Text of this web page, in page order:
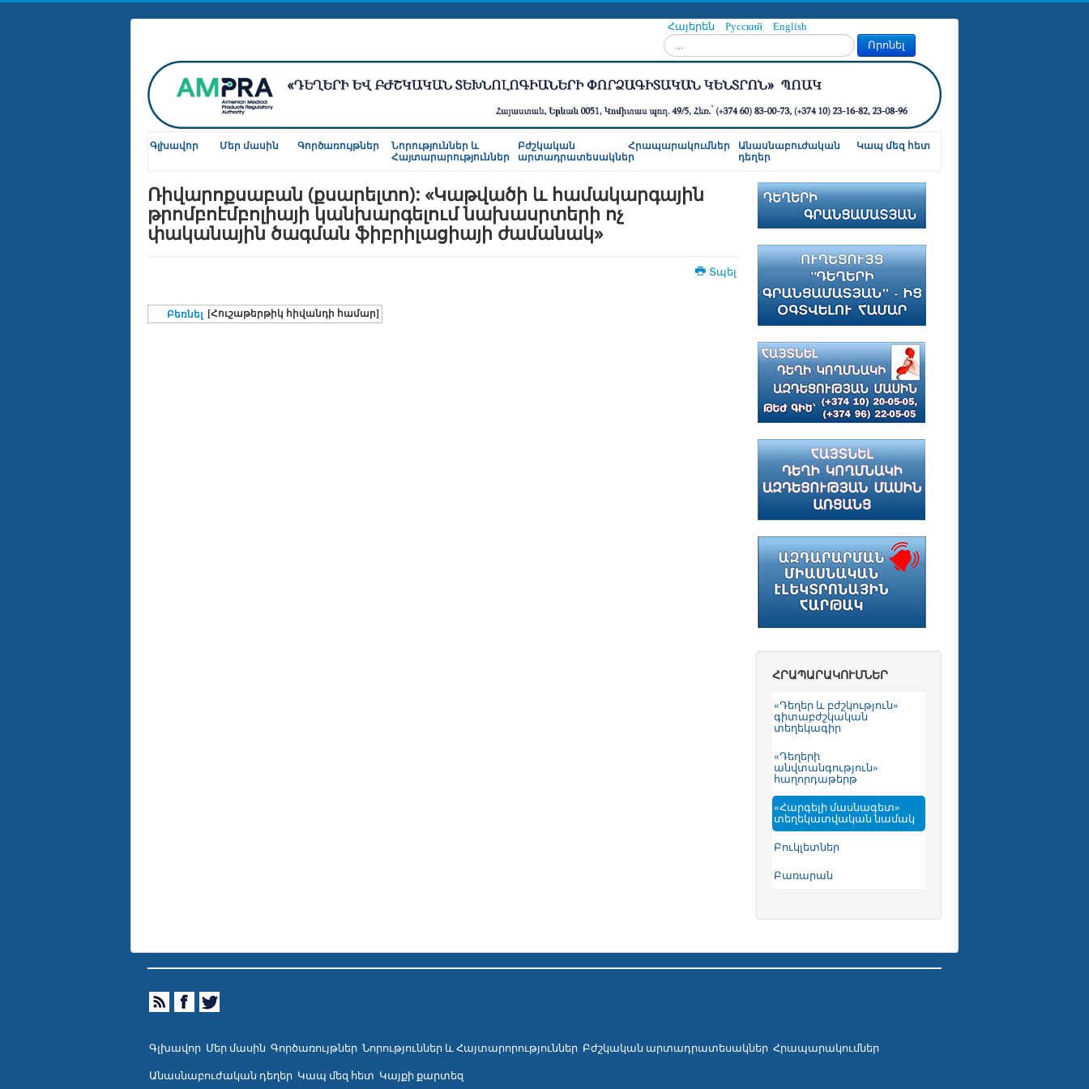
Հայերեն Русский English
Որոնել... Որոնել
Գլխավոր Մեր մասին Գործառույթներ
Նորություններ և
Հայտարարություններ
Բժշկական
արտադրատեսակներ
Հրապարակումներ
Անասնաբուժական
դեղեր
Կապ մեզ հետ
Ռիվարոքսաբան (քսարելտո): «Կաթվածի և համակարգային
թրոմբոէմբոլիայի կանխարգելում նախասրտերի ոչ
փականային ծագման ֆիբրիլացիայի ժամանակ»
Տպել
Բեռնել [Հուշաթերթիկ հիվանդի համար]
ՀՐԱՊԱՐԱԿՈՒՄՆԵՐ
«Դեղեր և բժշկություն»
գիտաբժշկական
տեղեկագիր
«Դեղերի
անվտանգություն»
հաղորդաթերթ
«Հարգելի մասնագետ»
տեղեկատվական նամակ
Բուկլետներ
Բառարան
Գլխավոր Մեր մասին Գործառույթներ Նորություններ և Հայտարորություններ Բժշկական արտադրատեսակներ Հրապարակումներ
Անասնաբուժական դեղեր Կապ մեզ հետ Կայքի քարտեզ